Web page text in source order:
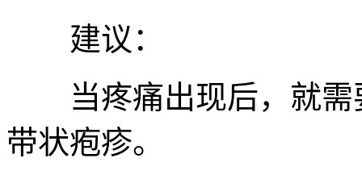
建议：
当疼痛出现后，就需
带状疱疹。